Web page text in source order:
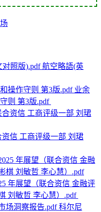
航空略語(英
业余
则 第3版.pdf
信 工商评级一部 刘珺
年展望（联合资信 金融评
刘敏哲 李心慧）.pdf
科尔尼